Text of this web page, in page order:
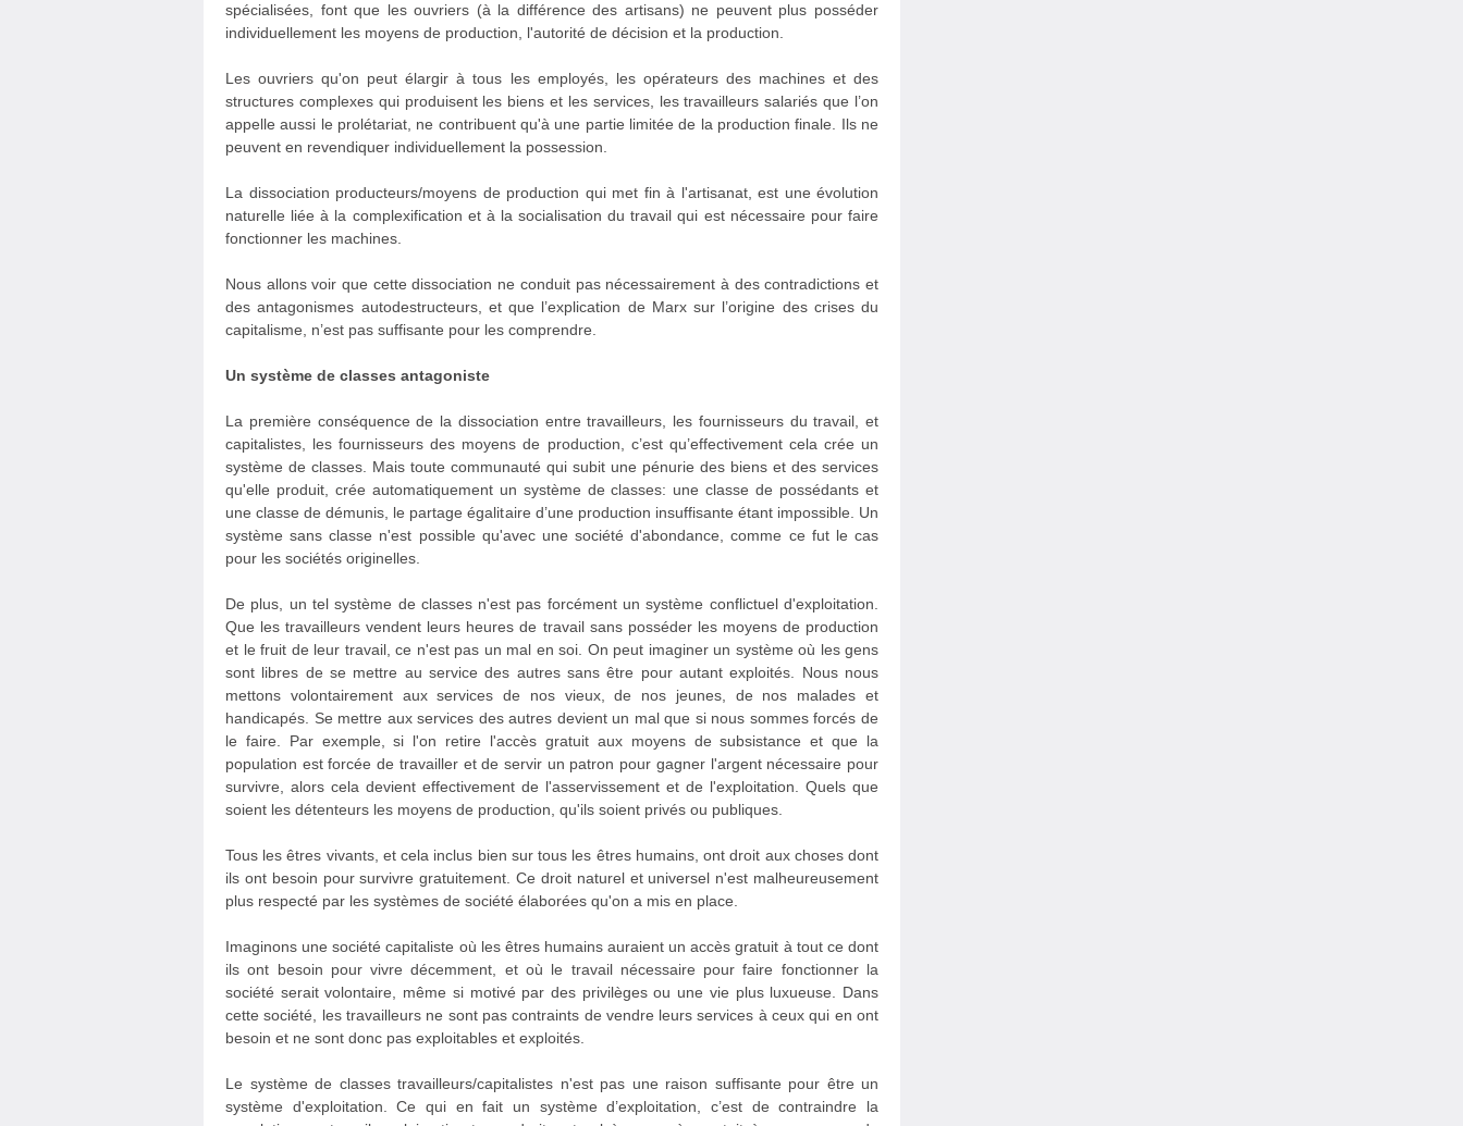
spécialisées, font que les ouvriers (à la différence des artisans) ne peuvent plus posséder
individuellement les moyens de production, l'autorité de décision et la production.
Les ouvriers qu'on peut élargir à tous les employés, les opérateurs des machines et des
structures complexes qui produisent les biens et les services, les travailleurs salariés que l’on
appelle aussi le prolétariat, ne contribuent qu'à une partie limitée de la production finale. Ils ne
peuvent en revendiquer individuellement la possession.
La dissociation producteurs/moyens de production qui met fin à l'artisanat, est une évolution
naturelle liée à la complexification et à la socialisation du travail qui est nécessaire pour faire
fonctionner les machines.
Nous allons voir que cette dissociation ne conduit pas nécessairement à des contradictions et
des antagonismes autodestructeurs, et que l’explication de Marx sur l’origine des crises du
capitalisme, n’est pas suffisante pour les comprendre.
Un système de classes antagoniste
La première conséquence de la dissociation entre travailleurs, les fournisseurs du travail, et
capitalistes, les fournisseurs des moyens de production, c’est qu’effectivement cela crée un
système de classes. Mais toute communauté qui subit une pénurie des biens et des services
qu'elle produit, crée automatiquement un système de classes: une classe de possédants et
une classe de démunis, le partage égalitaire d’une production insuffisante étant impossible. Un
système sans classe n'est possible qu'avec une société d'abondance, comme ce fut le cas
pour les sociétés originelles.
De plus, un tel système de classes n'est pas forcément un système conflictuel d'exploitation.
Que les travailleurs vendent leurs heures de travail sans posséder les moyens de production
et le fruit de leur travail, ce n'est pas un mal en soi. On peut imaginer un système où les gens
sont libres de se mettre au service des autres sans être pour autant exploités. Nous nous
mettons volontairement aux services de nos vieux, de nos jeunes, de nos malades et
handicapés. Se mettre aux services des autres devient un mal que si nous sommes forcés de
le faire. Par exemple, si l'on retire l'accès gratuit aux moyens de subsistance et que la
population est forcée de travailler et de servir un patron pour gagner l'argent nécessaire pour
survivre, alors cela devient effectivement de l'asservissement et de l'exploitation. Quels que
soient les détenteurs les moyens de production, qu'ils soient privés ou publiques.
Tous les êtres vivants, et cela inclus bien sur tous les êtres humains, ont droit aux choses dont
ils ont besoin pour survivre gratuitement. Ce droit naturel et universel n'est malheureusement
plus respecté par les systèmes de société élaborées qu'on a mis en place.
Imaginons une société capitaliste où les êtres humains auraient un accès gratuit à tout ce dont
ils ont besoin pour vivre décemment, et où le travail nécessaire pour faire fonctionner la
société serait volontaire, même si motivé par des privilèges ou une vie plus luxueuse. Dans
cette société, les travailleurs ne sont pas contraints de vendre leurs services à ceux qui en ont
besoin et ne sont donc pas exploitables et exploités.
Le système de classes travailleurs/capitalistes n'est pas une raison suffisante pour être un
système d'exploitation. Ce qui en fait un système d’exploitation, c’est de contraindre la